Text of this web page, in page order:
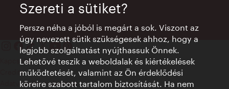
Kapcsolat
Credits
Adatvédelmi nyilatkozat
Szereti a sütiket?
Persze néha a jóból is megárt a sok. Viszont az
úgy nevezett sütik szükségesek ahhoz, hogy a
legjobb szolgáltatást nyújthassuk Önnek.
Lehetővé teszik a weboldalak és kiértékelések
működtetését, valamint az Ön érdeklődési
köreire szabott tartalom biztosítását. Ha nem